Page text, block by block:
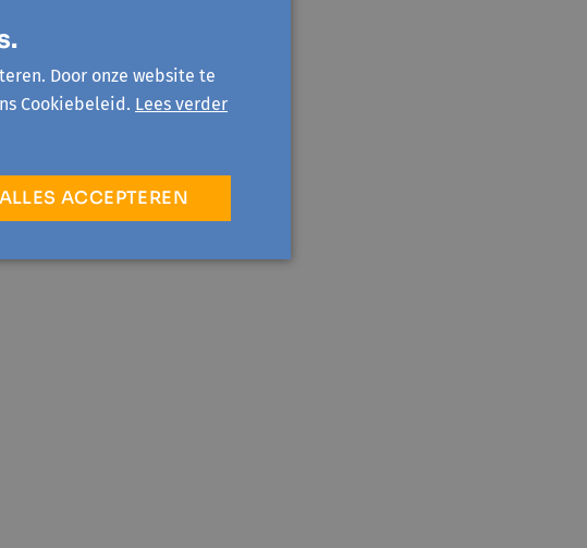
die al een beetje Nederlands
Door onze website te
Cookiebeleid. Lees verder
ALLES ACCEPTEREN